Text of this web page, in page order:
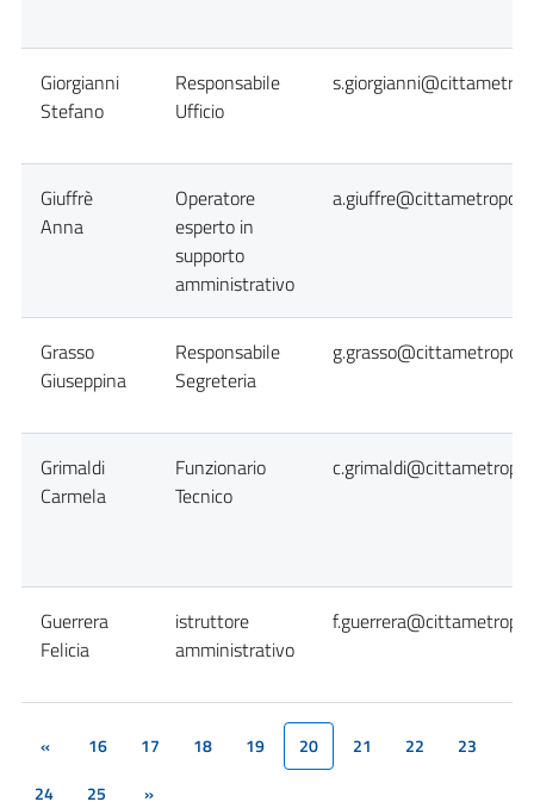
Giorgianni
Stefano
Responsabile
Ufficio
Giuffrè
Anna
Operatore
esperto in
supporto
amministrativo
Grasso
Giuseppina
Responsabile
Segreteria
Grimaldi
Carmela
Funzionario
Tecnico
Guerrera
Felicia
istruttore
amministrativo
« 16 17 18 19 20(current)
21 22
23
24
25 »